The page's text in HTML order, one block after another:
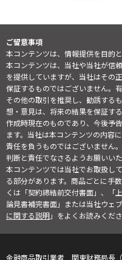
ご留意事項
本コンテンツは、情報提供を目的
本コンテンツは、当社や当社が信
を提供していますが、当社はその
保証するものではございません。
その他の取引を推奨し、勧誘する
想・意見は、将来の結果を保証す
作成時現在のものであり、今後予
ます。当社は本コンテンツの内容
責任を負うものではございません
判断と責任でなさるようお願いいた
本コンテンツでは当社でお取扱し
る部分があります。商品ごとに手
くは「契約締結前交付書面」、「
論見書補完書面」または当社ウェ
に関する説明」をよくお読みくださ
金融商品取引業者 関東財務局長